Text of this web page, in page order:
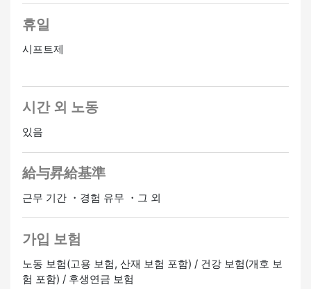
휴일
시프트제
시간 외 노동
있음
給与昇給基準
근무 기간 ・경험 유무 ・그 외
가입 보험
노동 보험(고용 보험, 산재 보험 포함) / 건강 보험(개호 보
험 포함) / 후생연금 보험